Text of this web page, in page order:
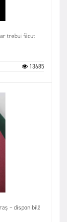
trebui făcut
13685
– disponibilă